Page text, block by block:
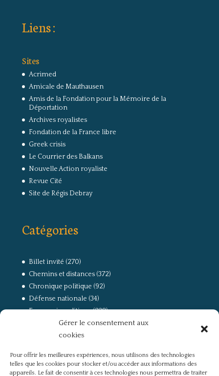
Gérer le consentement aux
cookies
Pour offrir les meilleures expériences, nous utilisons des technologies
telles que les cookies pour stocker et/ou accéder aux informations des
appareils. Le fait de consentir à ces technologies nous permettra de traiter
Liens :
Sites
Acrimed
Amicale de Mauthausen
Amis de la Fondation pour la Mémoire de la
Déportation
Archives royalistes
Fondation de la France libre
Greek crisis
Le Courrier des Balkans
Nouvelle Action royaliste
Revue Cité
Site de Régis Debray
Catégories
Billet invité (270)
Chemins et distances(372)
Chronique politique (92)
Défense nationale (34)
Economie politique(238)
(168)
La guerre, la Résistance et la Déportation
Non classé(42)
Partis politiques, intelligentsia, médias(750)